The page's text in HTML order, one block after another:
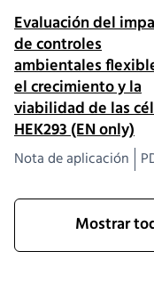
Evaluación del
de controles
ambientales
el crecimiento y la
viabilidad de las
HEK293 (EN only)
Nota de aplicación
Mostrar